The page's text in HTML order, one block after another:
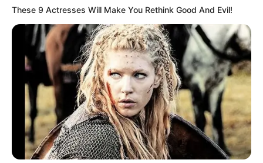
These 9 Actresses Will Make You Rethink Good And Evil!